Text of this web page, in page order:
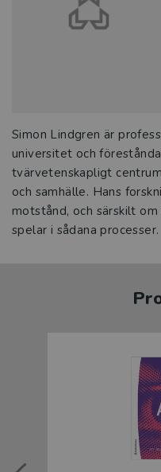
Simon Lindgren är
universitet och
tvärvetenskapligt
och samhälle. Hans
motstånd, och särskilt
spelar i sådana processer.